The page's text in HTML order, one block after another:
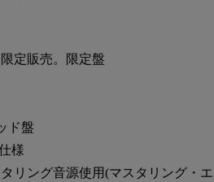
定販売。限定盤
ド盤
様
リング音源使用(マスタリング・